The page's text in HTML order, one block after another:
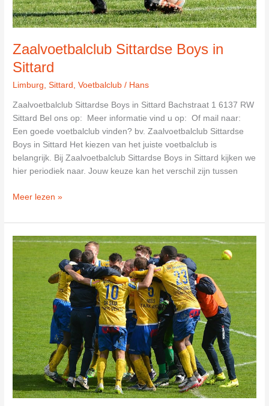
Zaalvoetbalclub Sittardse Boys in
Sittard
Limburg ,Sittard ,Voetbalclub / Hans
Zaalvoetbalclub Sittardse Boys in Sittard Bachstraat 1 6137 RW
Sittard Bel ons op: Meer informatie vind u op: Of mail naar:
Een goede voetbalclub vinden? bv. Zaalvoetbalclub Sittardse
Boys in Sittard Het kiezen van het juiste voetbalclub is
belangrijk. Bij Zaalvoetbalclub Sittardse Boys in Sittard kijken we
hier periodiek naar. Jouw keuze kan het verschil zijn tussen
Zaalvoetbalclub
Boys
in
Sittard
Meer lezen »